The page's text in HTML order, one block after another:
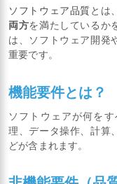
ソフトウェア品質とは
両方を満たしているか
は、ソフトウェア開発
重要です。
機能要件とは？
ソフトウェアが何を
理、データ操作、計算
どが含まれます。